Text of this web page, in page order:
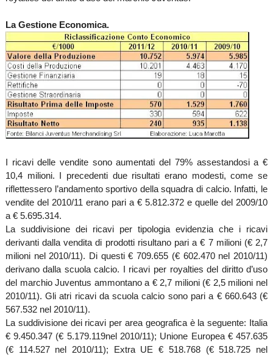
La Gestione Economica.
I ricavi delle vendite sono aumentati del 79% assestandosi a €
10,4 milioni. I precedenti due risultati erano modesti, come se
riflettessero l’andamento sportivo della squadra di calcio. Infatti, le
vendite del 2010/11 erano pari a € 5.812.372 e quelle del 2009/10
a € 5.695.314.
La suddivisione dei ricavi per tipologia evidenzia che i ricavi
derivanti dalla vendita di prodotti risultano pari a € 7 milioni (€ 2,7
milioni nel 2010/11). Di questi € 709.655 (€ 602.470 nel 2010/11)
derivano dalla scuola calcio. I ricavi per royalties del diritto d’uso
del marchio Juventus ammontano a € 2,7 milioni (€ 2,5 milioni nel
2010/11). Gli atri ricavi da scuola calcio sono pari a € 660.643 (€
567.532 nel 2010/11).
La suddivisione dei ricavi per area geografica è la seguente: Italia
€ 9.450.347 (€ 5.179.119nel 2010/11); Unione Europea € 457.635
(€ 114.527 nel 2010/11); Extra UE € 518.768 (€ 518.725 nel